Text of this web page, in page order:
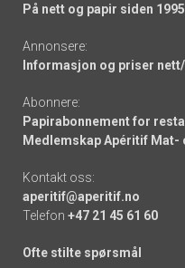
På nett og papir siden 1995
Annonsere:
Informasjon og priser
Abonnere:
Papirabonnement for
Medlemskap Apéritif Mat-
Kontakt oss:
aperitif@aperitif.no
Telefon +47 21 45 61 60
Ofte stilte spørsmål